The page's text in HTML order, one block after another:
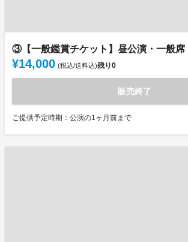
③【一般鑑賞チケット】昼公演・一般席
¥14,000 (税込/送料込)残り0
販売終了
ご提供予定時期：公演の1ヶ月前まで